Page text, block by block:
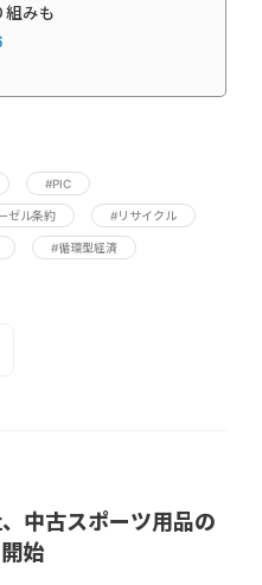
組みも
#PIC
ゼル条約 #リサイクル
#循環型経済
中古スポーツ用品の
始